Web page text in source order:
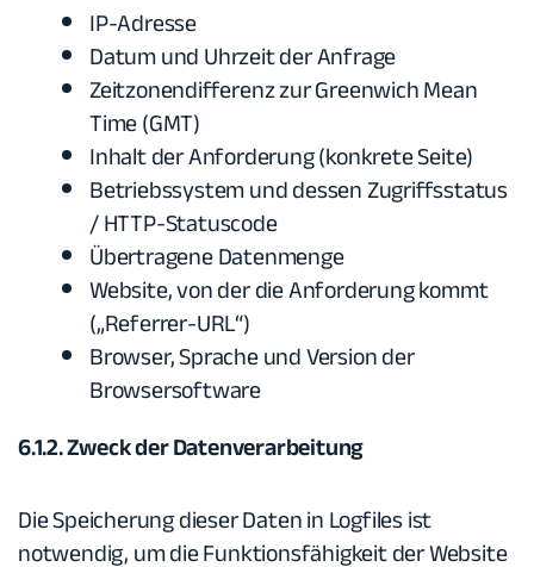
IP-Adresse
Datum und Uhrzeit der Anfrage
Zeitzonendifferenz zur Greenwich Mean
Time (GMT)
Inhalt der Anforderung (konkrete Seite)
Betriebssystem und dessen Zugriffsstatus
/ HTTP-Statuscode
Übertragene Datenmenge
Website, von der die Anforderung kommt
(„Referrer-URL“)
Browser, Sprache und Version der
Browsersoftware
6.1.2. Zweck der Datenverarbeitung
Die Speicherung dieser Daten in Logfiles ist
notwendig, um die Funktionsfähigkeit der Website